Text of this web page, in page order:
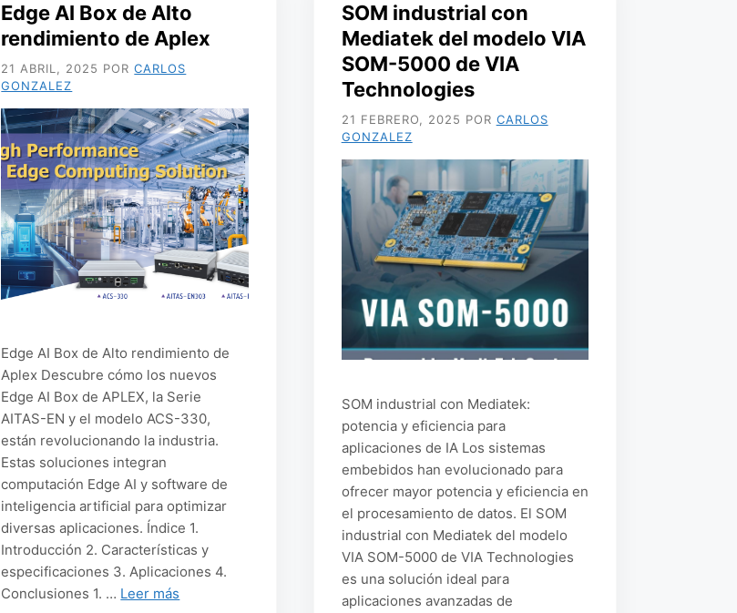
Edge AI Box de Alto
rendimiento de Aplex
21 ABRIL, 2025 PORCARLOS
GONZALEZ
Edge AI Box de Alto rendimiento de
Aplex Descubre cómo los nuevos
Edge AI Box de APLEX, la Serie
AITAS-EN y el modelo ACS-330,
están revolucionando la industria.
Estas soluciones integran
computación Edge AI y software de
inteligencia artificial para optimizar
diversas aplicaciones. Índice 1.
Introducción 2. Características y
especificaciones 3. Aplicaciones 4.
Conclusiones 1. … Leer más
SOM industrial con
Mediatek del modelo VIA
SOM-5000 de VIA
Technologies
21 FEBRERO, 2025 POR CARLOS
GONZALEZ
SOM industrial con Mediatek:
potencia y eficiencia para
aplicaciones de IA Los sistemas
embebidos han evolucionado para
ofrecer mayor potencia y eficiencia en
el procesamiento de datos. El SOM
industrial con Mediatek del modelo
VIA SOM-5000 de VIA Technologies
es una solución ideal para
aplicaciones avanzadas de